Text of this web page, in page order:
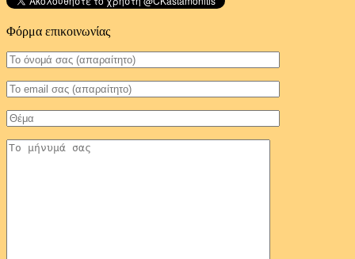
Φόρμα επικοινωνίας